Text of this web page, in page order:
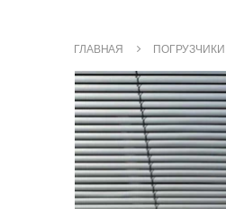
ГЛАВНАЯ